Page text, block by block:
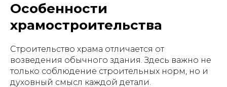
Особенности
храмостроительства
Строительство храма отличается от
возведения обычного здания. Здесь важно не
только соблюдение строительных норм, но и
духовный смысл каждой детали.